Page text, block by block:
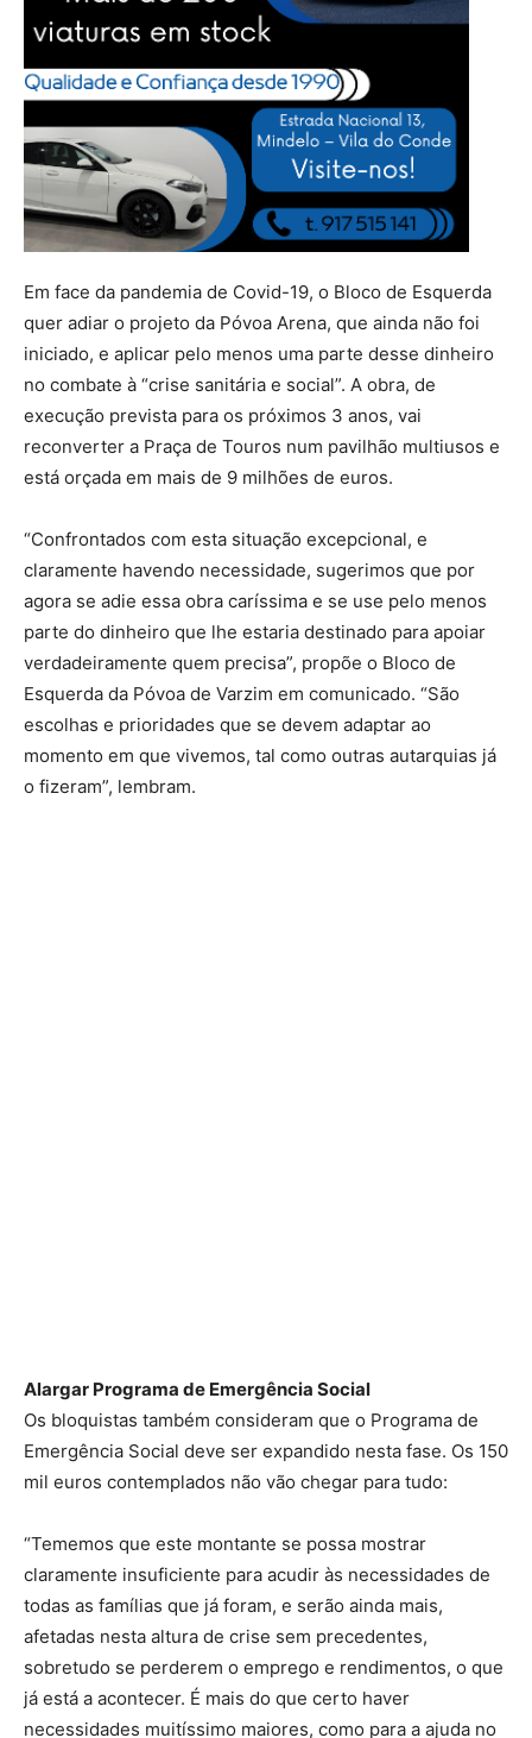
Em face da pandemia de Covid-19, o Bloco de Esquerda
quer adiar o projeto da Póvoa Arena, que ainda não foi
iniciado, e aplicar pelo menos uma parte desse dinheiro
no combate à “crise sanitária e social”. A obra, de
execução prevista para os próximos 3 anos, vai
reconverter a Praça de Touros num pavilhão multiusos e
está orçada em mais de 9 milhões de euros.
“Confrontados com esta situação excepcional, e
claramente havendo necessidade, sugerimos que por
agora se adie essa obra caríssima e se use pelo menos
parte do dinheiro que lhe estaria destinado para apoiar
verdadeiramente quem precisa”, propõe o Bloco de
Esquerda da Póvoa de Varzim em comunicado. “São
escolhas e prioridades que se devem adaptar ao
momento em que vivemos, tal como outras autarquias já
o fizeram”, lembram.
Alargar Programa de Emergência Social
Os bloquistas também consideram que o Programa de
Emergência Social deve ser expandido nesta fase. Os 150
mil euros contemplados não vão chegar para tudo:
“Tememos que este montante se possa mostrar
claramente insuficiente para acudir às necessidades de
todas as famílias que já foram, e serão ainda mais,
afetadas nesta altura de crise sem precedentes,
sobretudo se perderem o emprego e rendimentos, o que
já está a acontecer. É mais do que certo haver
necessidades muitíssimo maiores, como para a ajuda no